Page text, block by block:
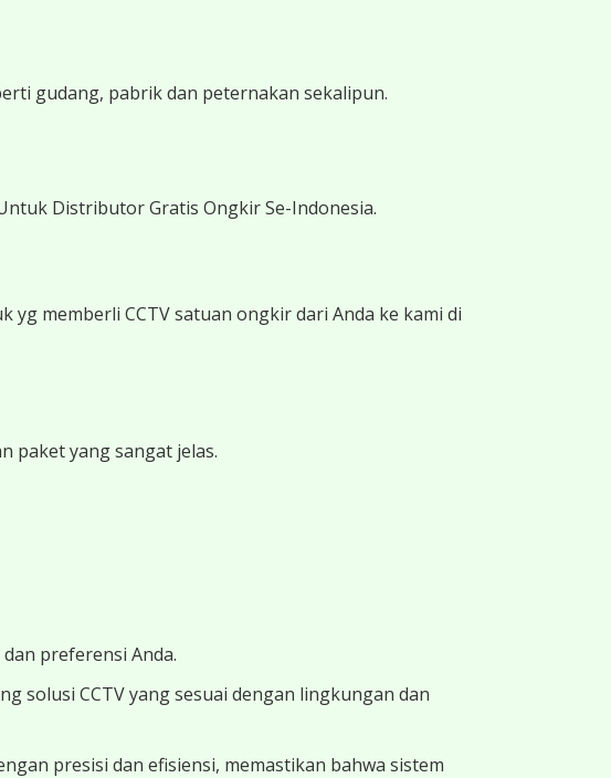
gudang, pabrik dan peternakan sekalipun.
Distributor Gratis Ongkir Se-Indonesia.
yg memberli CCTV satuan ongkir dari Anda ke kami di
paket yang sangat jelas.
preferensi Anda.
solusi CCTV yang sesuai dengan lingkungan dan
presisi dan efisiensi, memastikan bahwa sistem